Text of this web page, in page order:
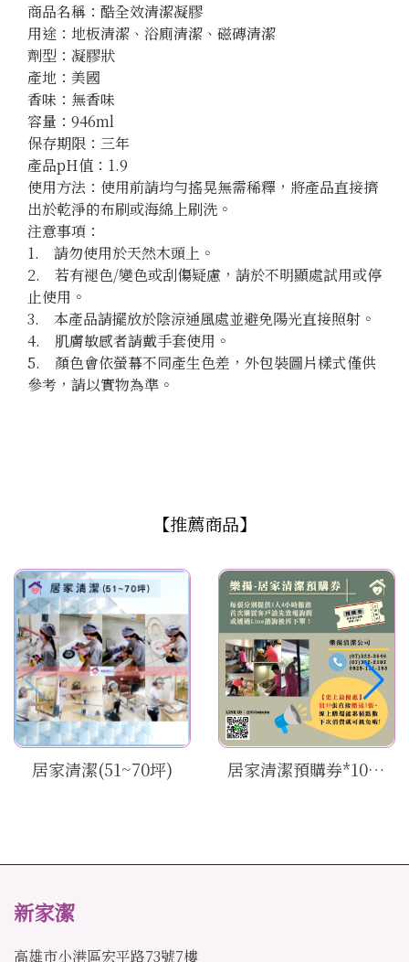
商品名稱：酷全效清潔凝膠
用途：地板清潔、浴廁清潔、磁磚清潔
劑型：凝膠狀
產地：美國
香味：無香味
容量：946ml
保存期限：三年
產品pH值：1.9
使用方法：使用前請均勻搖晃無需稀釋，將產品直接擠
出於乾淨的布刷或海綿上刷洗。
注意事項：
1.　請勿使用於天然木頭上。
2.　若有褪色/變色或刮傷疑慮，請於不明顯處試用或停
止使用。
3.　本產品請擺放於陰涼通風處並避免陽光直接照射。
4.　肌膚敏感者請戴手套使用。
5.　顏色會依螢幕不同產生色差，外包裝圖片樣式僅供
參考，請以實物為準。
【推薦商品】
居家清潔(51~70坪) 居家清潔預購券*10(20坪以下)
新家潔
高雄市小港區宏平路73號7樓